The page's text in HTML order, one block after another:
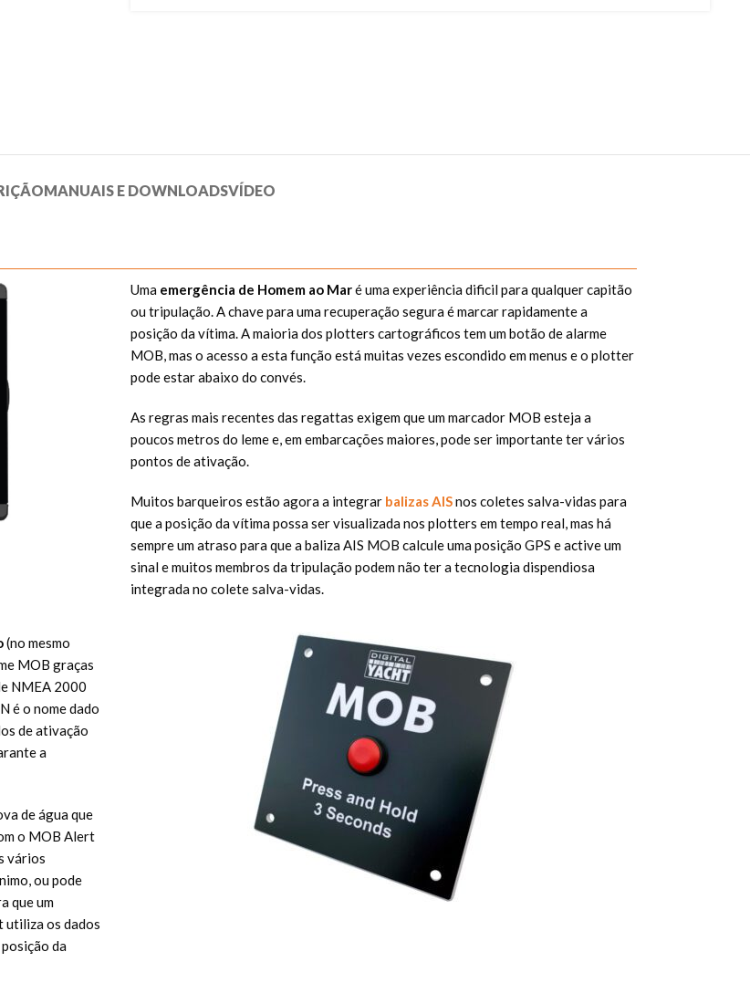
MANUAIS E DOWNLOADSVÍDEO
Uma emergência de Homem ao Maré uma experiência dificil para qualquer capitão
ou tripulação. A chave para uma recuperação segura é marcar rapidamente a
posição da vítima. A maioria dos plotters cartográficos tem um botão de alarme
MOB, mas o acesso a esta função está muitas vezes escondido em menus e o plotter
pode estar abaixo do convés.
As regras mais recentes das regattas exigem que um marcador MOB esteja a
poucos metros do leme e, em embarcações maiores, pode ser importante ter vários
pontos de ativação.
Muitos barqueiros estão agora a integrar balizas AISnos coletes salva-vidas para
que a posição da vítima possa ser visualizada nos plotters em tempo real, mas há
sempre um atraso para que a baliza AIS MOB calcule uma posição GPS e active um
sinal e muitos membros da tripulação podem não ter a tecnologia dispendiosa
integrada no colete salva-vidas.
(no mesmo
MOB graças
NMEA 2000
é o nome dado
de ativação
a
de água que
o MOB Alert
vários
ou pode
que um
utiliza os dados
da